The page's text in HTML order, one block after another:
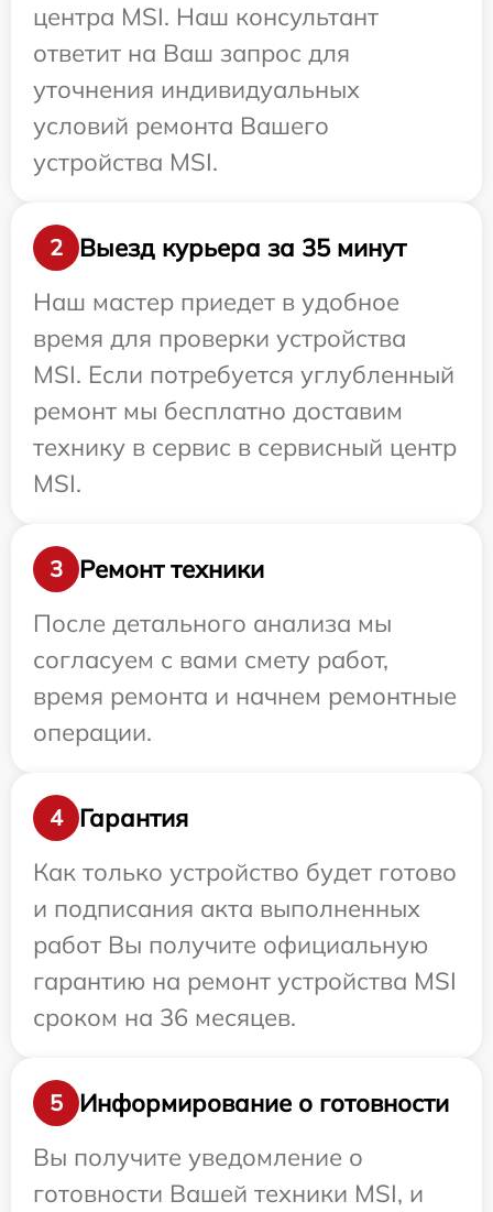
центра MSI. Наш консультант
ответит на Ваш запрос для
уточнения индивидуальных
условий ремонта Вашего
устройства MSI.
2
Выезд курьера за 35 минут
Наш мастер приедет в удобное
время для проверки устройства
MSI. Если потребуется углубленный
ремонт мы бесплатно доставим
технику в сервис в сервисный центр
MSI.
3
Ремонт техники
После детального анализа мы
согласуем с вами смету работ,
время ремонта и начнем ремонтные
операции.
4
Гарантия
Как только устройство будет готово
и подписания акта выполненных
работ Вы получите официальную
гарантию на ремонт устройства MSI
сроком на 36 месяцев.
5
Информирование о готовности
Вы получите уведомление о
готовности Вашей техники MSI, и